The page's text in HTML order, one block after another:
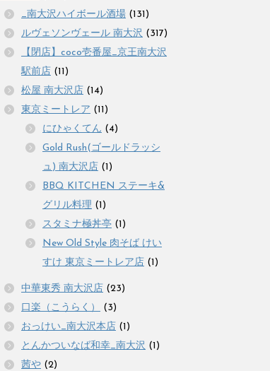
_南大沢ハイボール酒場 (131)
ルヴェソンヴェール 南大沢 (317)
【閉店】coco壱番屋_京王南大沢
駅前店 (11)
松屋 南大沢店 (14)
東京ミートレア (11)
にひゃくてん (4)
Gold Rush(ゴールドラッシ
ュ) 南大沢店 (1)
BBQ KITCHEN ステーキ&
グリル料理 (1)
スタミナ極丼亭 (1)
New Old Style 肉そば けい
すけ 東京ミートレア店 (1)
中華東秀 南大沢店 (23)
口楽（こうらく）
(3)
おっけい_南大沢本店 (1)
とんかついなば和幸_南大沢 (1)
茜や (2)